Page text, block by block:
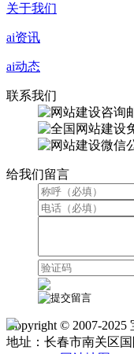
关于我们
ai资讯
ai动态
联系我们
微信
给我们留言
Copyright © 2007-
地址：长春市南关区